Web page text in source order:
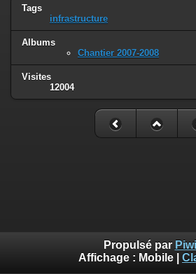
Tags
infrastructure
Albums
Chantier 2007-2008
Visites
12004
Propulsé par
Affichage : Mobile